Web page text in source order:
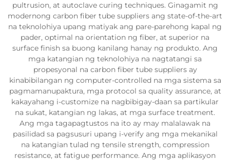
pultrusion, at autoclave curing techniques. Ginagamit ng
modernong carbon fiber tube suppliers ang state-of-the-art
na teknolohiya upang matiyak ang pare-parehong kapal ng
pader, optimal na orientation ng fiber, at superior na
surface finish sa buong kanilang hanay ng produkto. Ang
mga katangian ng teknolohiya na nagtatangi sa
propesyonal na carbon fiber tube suppliers ay
kinabibilangan ng computer-controlled na mga sistema sa
pagmamanupaktura, mga protocol sa quality assurance, at
kakayahang i-customize na nagbibigay-daan sa partikular
na sukat, katangian ng lakas, at mga surface treatment.
Ang mga tagapagtustos na ito ay may malalawak na
pasilidad sa pagsusuri upang i-verify ang mga mekanikal
na katangian tulad ng tensile strength, compression
resistance, at fatigue performance. Ang mga aplikasyon